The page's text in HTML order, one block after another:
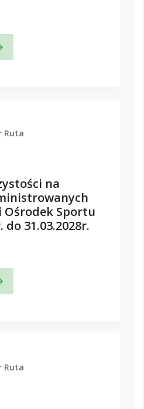
Ruta
na
Ośrodek Sportu
do 31.03.2028r.
Ruta